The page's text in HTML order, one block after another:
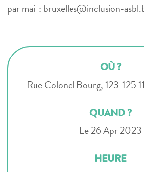
par mail : bruxelles@inclusion-
OÙ ?
Rue Colonel Bourg, 123-125
QUAND ?
Le 26 Apr 2023
HEURE